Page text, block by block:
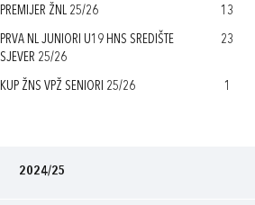
PREMIJER ŽNL 25/26 13
PRVA NL JUNIORI U19 HNS SREDIŠTE
SJEVER 25/26
23
KUP ŽNS VPŽ SENIORI 25/26 1
2024/25